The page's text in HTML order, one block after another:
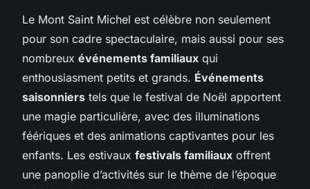
Le Mont Saint Michel est célèbre non seulement
pour son cadre spectaculaire, mais aussi pour ses
nombreux événements familiaux qui
enthousiasment petits et grands. Événements
saisonniers tels que le festival de Noël apportent
une magie particulière, avec des illuminations
féériques et des animations captivantes pour les
enfants. Les estivaux festivals familiaux offrent
une panoplie d’activités sur le thème de l’époque